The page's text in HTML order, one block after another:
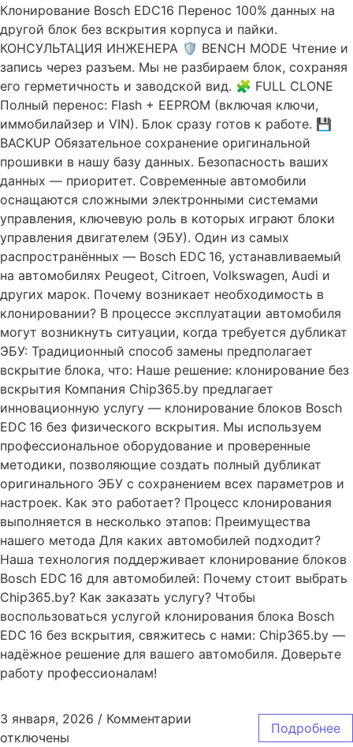
Клонирование Bosch EDC16 Перенос 100% данных на
другой блок без вскрытия корпуса и пайки.
КОНСУЛЬТАЦИЯ ИНЖЕНЕРА 🛡️ BENCH MODE Чтение и
запись через разъем. Мы не разбираем блок, сохраняя
его герметичность и заводской вид. 🧩 FULL CLONE
Полный перенос: Flash + EEPROM (включая ключи,
иммобилайзер и VIN). Блок сразу готов к работе. 💾
BACKUP Обязательное сохранение оригинальной
прошивки в нашу базу данных. Безопасность ваших
данных — приоритет. Современные автомобили
оснащаются сложными электронными системами
управления, ключевую роль в которых играют блоки
управления двигателем (ЭБУ). Один из самых
распространённых — Bosch EDC 16, устанавливаемый
на автомобилях Peugeot, Citroen, Volkswagen, Audi и
других марок. Почему возникает необходимость в
клонировании? В процессе эксплуатации автомобиля
могут возникнуть ситуации, когда требуется дубликат
ЭБУ: Традиционный способ замены предполагает
вскрытие блока, что: Наше решение: клонирование без
вскрытия Компания Chip365.by предлагает
инновационную услугу — клонирование блоков Bosch
EDC 16 без физического вскрытия. Мы используем
профессиональное оборудование и проверенные
методики, позволяющие создать полный дубликат
оригинального ЭБУ с сохранением всех параметров и
настроек. Как это работает? Процесс клонирования
выполняется в несколько этапов: Преимущества
нашего метода Для каких автомобилей подходит?
Наша технология поддерживает клонирование блоков
Bosch EDC 16 для автомобилей: Почему стоит выбрать
Chip365.by? Как заказать услугу? Чтобы
воспользоваться услугой клонирования блока Bosch
EDC 16 без вскрытия, свяжитесь с нами: Chip365.by —
надёжное решение для вашего автомобиля. Доверьте
работу профессионалам!
3 января, 2026 / Комментарии
отключены
Подробнее